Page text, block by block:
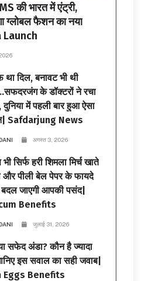
की भारत में एंट्री,
ग्लोबल फैशन का नया
Launch
था दिल, बनावट भी थी
के डॉक्टरों ने रचा
दुनिया में पहली बार हुआ ऐसा
Safdarjung News
अगस्त 3, 2026
सिर्फ हरी शिमला मिर्च खाते
और पीली बेल पेपर के फायदे
जाएगी आपकी पसंद|
Benefits
जुलाई 31, 2026
सफेद अंडा? कौन है ज्यादा
इस सवाल का सही जवाब|
Eggs Benefits